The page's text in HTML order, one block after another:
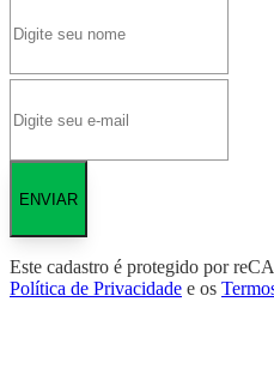
ENVIAR
Este cadastro é protegido por
Política de Privacidade e os